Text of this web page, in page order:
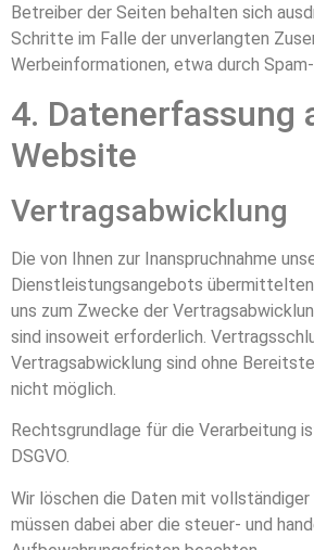
Betreiber der Seiten behalten sich
Schritte im Falle der unverlangten
Werbeinformationen, etwa durch Spam-
4. Datenerfassung
Website
Vertragsabwicklung
Die von Ihnen zur Inanspruchnahme
Dienstleistungsangebots
uns zum Zwecke der
sind insoweit erforderlich.
Vertragsabwicklung sind ohne
nicht möglich.
Rechtsgrundlage für die Verarbeitung
DSGVO.
Wir löschen die Daten mit
müssen dabei aber die steuer- und